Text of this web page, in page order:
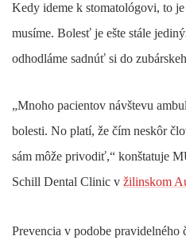
Kedy ideme k stomatológovi, to
musíme. Bolesť je ešte stále
odhodláme sadnúť si do
„Mnoho pacientov návštevu
bolesti. No platí, že čím neskôr
sám môže privodiť,“ konštatuje
Schill Dental Clinic v žilinskom
Prevencia v podobe pravidelného